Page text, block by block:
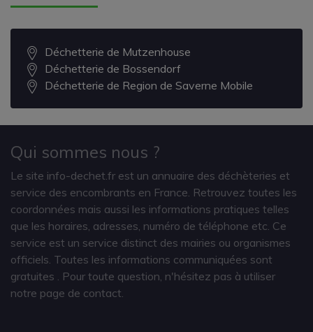
Déchetterie de Mutzenhouse
Déchetterie de Bossendorf
Déchetterie de Region de Saverne Mobile
Qui sommes nous ?
Le site info-dechet.fr est un annuaire des déchèteries et
service des encombrants en France. Retrouvez toutes les
coordonnées mais aussi les informations pratiques telles
que les horaires, adresses, numéro de téléphone etc. Ce
service est un service distinct des mairies ou organismes
officiels. Toutes les informations communiquées sont
gratuites
. Pour toute question, n'hésitez pas à utiliser
notre page de contact.